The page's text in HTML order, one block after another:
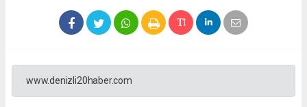
www.denizli20haber.com